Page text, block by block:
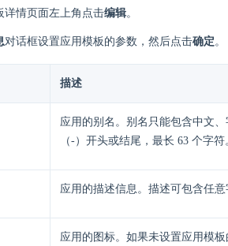
详情页面左上角点击编辑。
对话框设置应用模板的参数，然后点击确定。
描述
应用的别名。别名只能包含中文
（-）开头或结尾，最长 63 个字符
应用的描述信息。描述可包含任意
应用的图标。如果未设置应用模